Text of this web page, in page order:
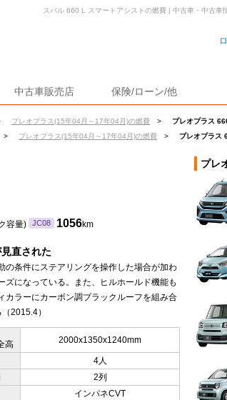
中古車販売店 保険/ローン/他
プレオプラス(15年04月～17年04月)の燃費 >
プレオプラス
> プレオプラス(15年04月～17年04月)の燃費 > プレオプラス
スバル 660 L スマートアシストの燃費 | 中古車・中古車
容量) JC08 1056km
直された
の条件にステアリングを操作した場合が加わ
ズになっている。また、ヒルホールド機能も
カラーにカーボン調ブラックルーフを組み合
2015.4）
高
2000x1350x1240mm
4人
2列
インパネCVT
プレ